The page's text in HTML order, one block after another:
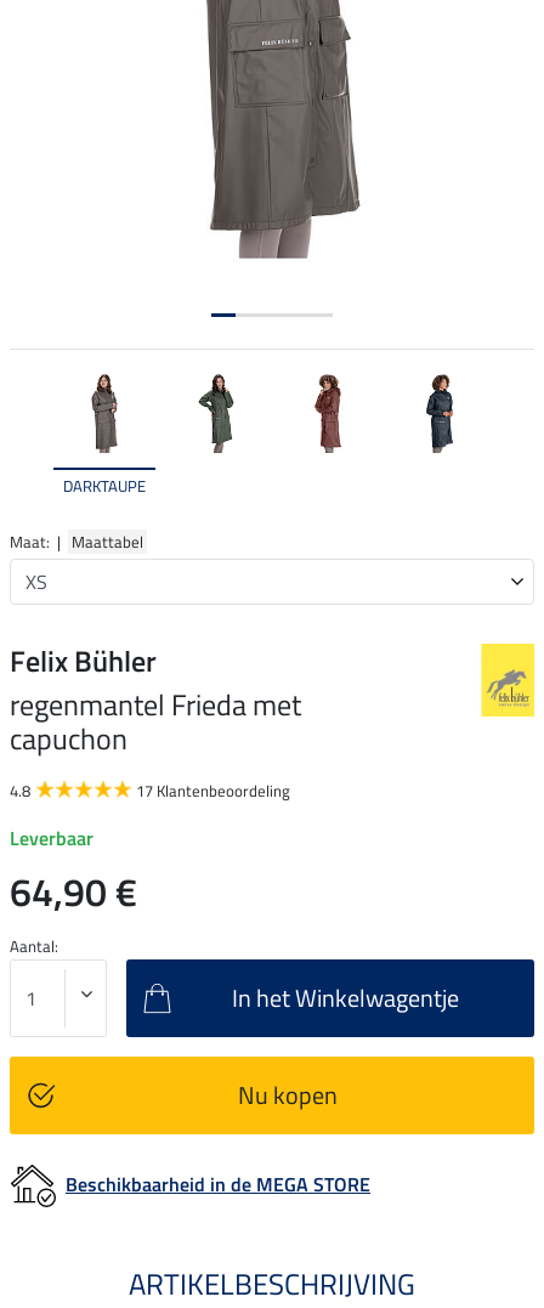
DARKTAUPE
Maat: | Maattabel
Felix Bühler
regenmantel Frieda met
capuchon
4.8 17 Klantenbeoordeling
Leverbaar
64,90 €
Aantal:
In het Winkelwagentje
Nu kopen
Beschikbaarheid in de MEGA STORE
ARTIKELBESCHRIJVING